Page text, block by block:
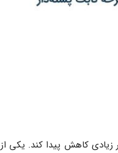
زیادی کاهش پیدا کند. یکی از